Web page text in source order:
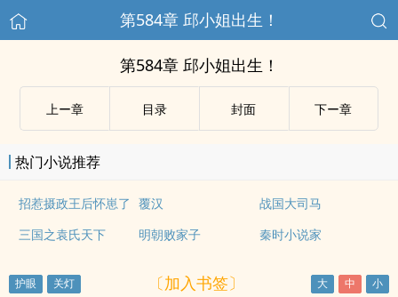
第584章 邱小姐出生！
第584章 邱小姐出生！
上ー章 目录 封面 下ー章
热门小说推荐
招惹摄政王后怀崽了 覆汉
战国大司马
三国之袁氏天下
明朝败家子 秦时小说家
〔加入书签〕